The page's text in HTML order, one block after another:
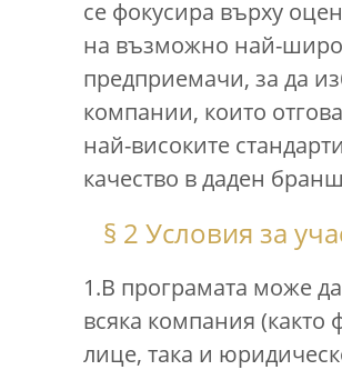
се фокусира върху
на възможно най-
предприемачи, за да
компании, които
най-високите
качество в даден
§ 2 Условия за
1.В програмата може
всяка компания (както
лице, така и